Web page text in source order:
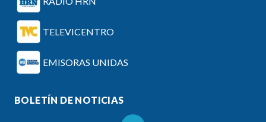
TELEVICENTRO
EMISORAS UNIDAS
BOLETÍN DE NOTICIAS